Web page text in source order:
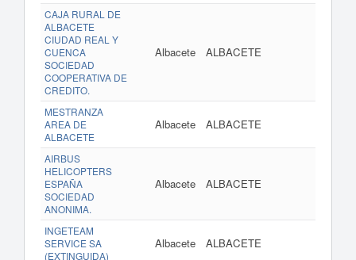
CAJA RURAL DE
ALBACETE
CIUDAD REAL Y
CUENCA
SOCIEDAD
COOPERATIVA DE
CREDITO.
Albacete ALBACETE
MESTRANZA
AREA DE
ALBACETE
Albacete ALBACETE
AIRBUS
HELICOPTERS
ESPAÑA
SOCIEDAD
ANONIMA.
Albacete ALBACETE
INGETEAM
SERVICE SA
(EXTINGUIDA)
Albacete ALBACETE